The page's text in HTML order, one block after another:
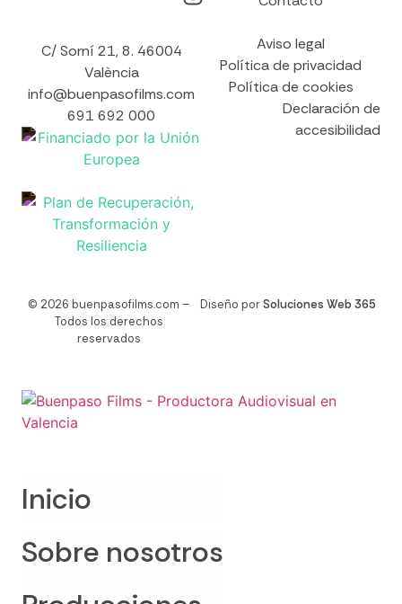
C/ Sorní 21, 8. 46004
València
info@buenpasofilms.com
691 692 000
Aviso legal
Política de privacidad
Política de cookies
Declaración de
accesibilidad
© 2026 buenpasofilms.com –
Todos los derechos
reservados
Diseño porSoluciones Web 365
Inicio
Sobre nosotros